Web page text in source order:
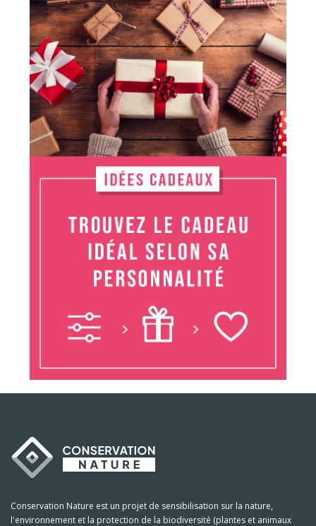
Conservation Nature est un projet de sensibilisation sur la nature,
l'environnement et la protection de la biodiversité (plantes et animaux